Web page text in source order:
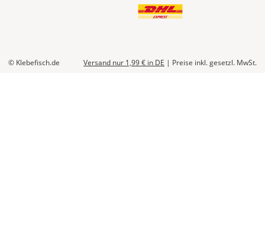
© Klebefisch.de Versand nur 1,99 € in DE | Preise inkl. gesetzl. MwSt.